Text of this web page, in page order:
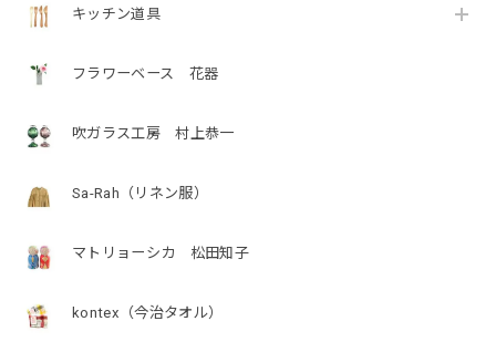
キッチン道具
フラワーベース 花器
吹ガラス工房 村上恭一
Sa-Rah（リネン服）
マトリョーシカ 松田知子
kontex（今治タオル）